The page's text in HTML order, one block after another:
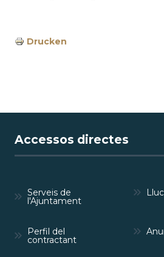
Drucken
Accessos directes
Serveis de
l'Ajuntament
Perfil del
contractant